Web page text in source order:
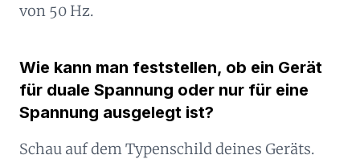
von 50 Hz.
Wie kann man feststellen, ob ein Gerät
für duale Spannung oder nur für eine
Spannung ausgelegt ist?
Schau auf dem Typenschild deines Geräts.